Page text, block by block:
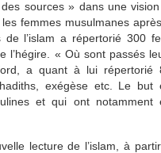
sources » dans une
femmes musulmanes
l’islam a répertorié 300
l’hégire. « Où sont passés
a quant à lui répertorié
exégèse etc. Le
et qui ont
lecture de l’islam, à